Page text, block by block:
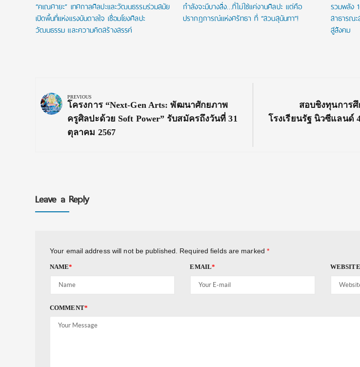
“คเณศายะ” เทศกาลศิลปะและวัฒนธรรมร่วมสมัย
เปิดพื้นที่แห่งแรงบันดาลใจ เชื่อมโยงศิลปะ
วัฒนธรรม และความคิดสร้างสรรค์
กำลังจะมีบางสิ่ง…ที่ไม่ใช่แค่งานศิลปะ แต่คือ
ปรากฏการณ์แห่งศรัทธา ที่ “สวนสุนันทา”!
รวมพลัง
สาธารณ
สู่สังคม
navigation
PREVIOUS
Previous
Post:
โครงการ “Next-Gen Arts: พัฒนาศักยภาพ
ครูศิลปะด้วย Soft Power” รับสมัครถึงวันที่ 31
ตุลาคม 2567
Next
Post:
สอบชิงทุนการศึ
โรงเรียนรัฐ นิวซีแลนด์
Leave a Reply
Your email address will not be published. Required fields are marked *
NAME* EMAIL* WEBSITE
COMMENT*